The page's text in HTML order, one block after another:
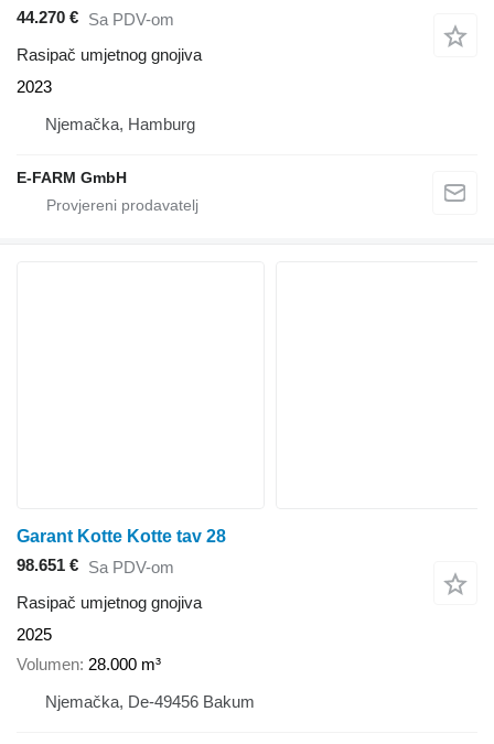
44.270 € Sa PDV-om
Rasipač umjetnog gnojiva
2023
Njemačka, Hamburg
E-FARM GmbH
Garant Kotte Kotte tav 28
98.651 € Sa PDV-om
Rasipač umjetnog gnojiva
2025
Volumen 28.000 m³
Njemačka, De-49456 Bakum